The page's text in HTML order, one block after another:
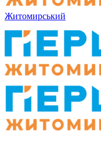
Житомирський